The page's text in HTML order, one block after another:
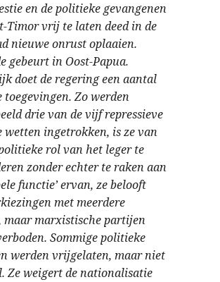
en de politieke gevangenen
Timor vrij te laten deed in de
nieuwe onrust oplaaien.
gebeurt in Oost-Papua.
doet de regering een aantal
Zo werden
drie van de vijf repressieve
wetten ingetrokken, is ze van
rol van het leger te
zonder echter te raken aan
functie’ ervan, ze belooft
met meerdere
marxistische partijen
Sommige politieke
werden vrijgelaten, maar niet
Ze weigert de nationalisatie